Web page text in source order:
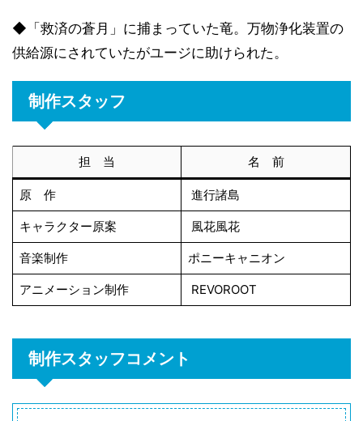
◆「救済の蒼月」に捕まっていた竜。万物浄化装置の
供給源にされていたがユージに助けられた。
制作スタッフ
担 当 名 前
原 作 進行諸島
キャラクター原案 風花風花
音楽制作 ポニーキャニオン
アニメーション制作 REVOROOT
制作スタッフコメント